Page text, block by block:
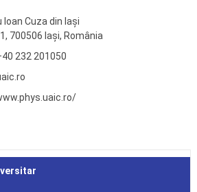
Cuza din Iași
700506 Iași, România
232 201050